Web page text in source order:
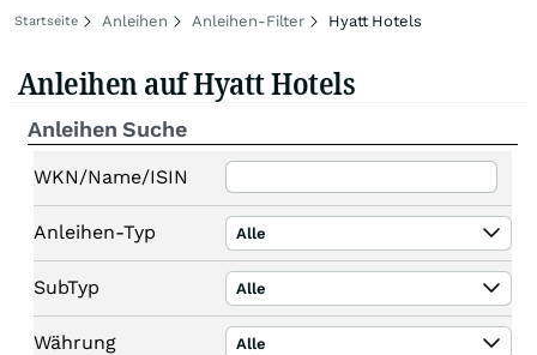
Startseite Anleihen Anleihen-Filter Hyatt Hotels
Anleihen auf Hyatt Hotels
Anleihen Suche
WKN/Name/ISIN
Anleihen-Typ Alle
SubTyp Alle
Währung Alle